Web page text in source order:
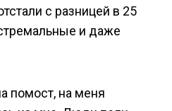
с разницей в 25
и даже
помост, на меня